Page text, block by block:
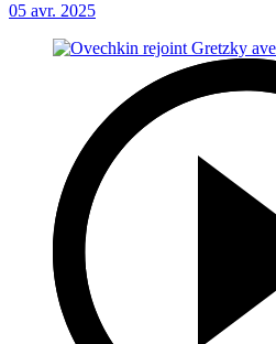
05 avr. 2025